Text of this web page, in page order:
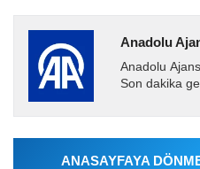
Anadolu
Anadolu
Son dakika
Ajansı
ANASAYFAYA